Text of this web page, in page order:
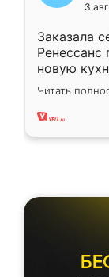
3
Заказала
Ренессанс
новую
вполне
два года,
Читать